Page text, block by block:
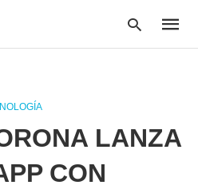
your
search
LANZA
CON